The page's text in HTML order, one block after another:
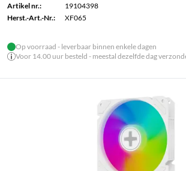
Artikel nr.:
19104398
Herst.-Art.-Nr.:
XF065
Op voorraad - leverbaar binnen enkele dagen
Voor 14.00 uur besteld - meestal dezelfde dag